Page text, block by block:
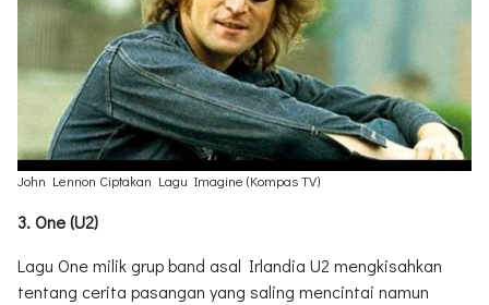
John Lennon Ciptakan Lagu Imagine (Kompas TV)
3. One (U2)
Lagu One milik grup band asal Irlandia U2 mengkisahkan
tentang cerita pasangan yang saling mencintai namun